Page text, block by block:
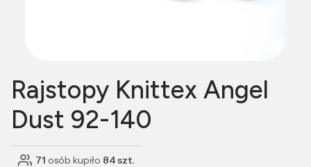
Rajstopy Knittex Angel
Dust 92-140
71 osób kupiło 84 szt.